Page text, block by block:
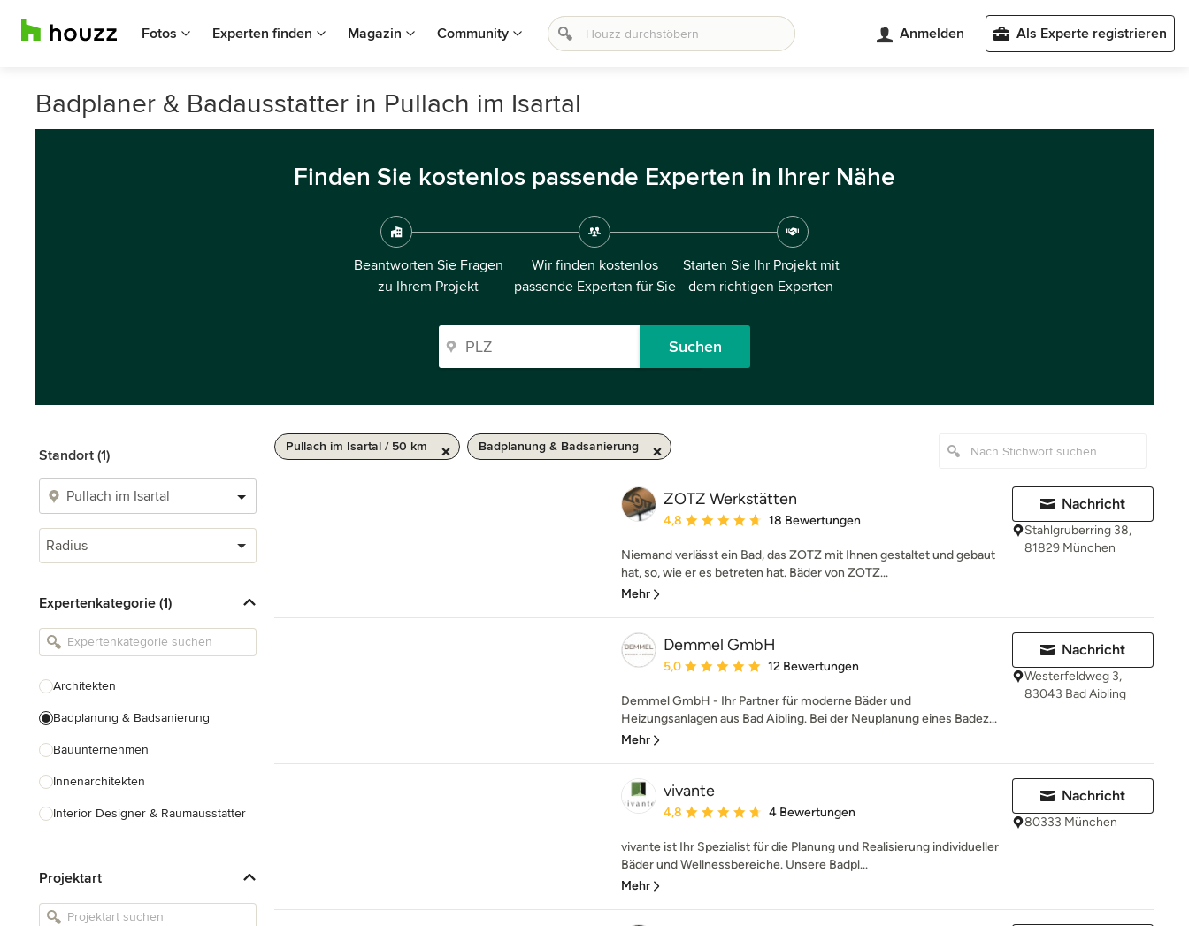
Fotos Experten finden Magazin Community Anmelden Als Experte registrieren
Badplaner & Badausstatter in Pullach im Isartal
Finden Sie kostenlos passende Experten in Ihrer Nähe
Beantworten Sie Fragen
zu Ihrem Projekt
Wir finden kostenlos
passende Experten für Sie
Starten Sie Ihr Projekt mit
dem richtigen Experten
Suchen
Standort (1)
Radius
Expertenkategorie (1)
Architekten
Badplanung & Badsanierung
Bauunternehmen
Innenarchitekten
Interior Designer & Raumausstatter
Landschaftsarchitekten
Armaturen & Sanitärbedarf
Projektart
Pullach im Isartal / 50 km Badplanung & Badsanierung
ZOTZ Werkstätten
Durchschnittliche Bewertung: 4.8 von 5 Sternen
4,8 18 Bewertungen
Niemand verlässt ein Bad, das ZOTZ mit Ihnen gestaltet und gebaut
hat, so, wie er es betreten hat. Bäder von ZOTZ...
Mehr
Nachricht
Stahlgruberring 38,
81829 München
Demmel GmbH
Durchschnittliche Bewertung: 5 von 5 Sternen
5,0 12 Bewertungen
Demmel GmbH - Ihr Partner für moderne Bäder und
Heizungsanlagen aus Bad Aibling. Bei der Neuplanung eines Badez...
Mehr
Nachricht
Westerfeldweg 3,
83043 Bad Aibling
vivante
Durchschnittliche Bewertung: 4.8 von 5 Sternen
4,8 4 Bewertungen
vivante ist Ihr Spezialist für die Planung und Realisierung individueller
Bäder und Wellnessbereiche. Unsere Badpl...
Mehr
Nachricht
80333 München